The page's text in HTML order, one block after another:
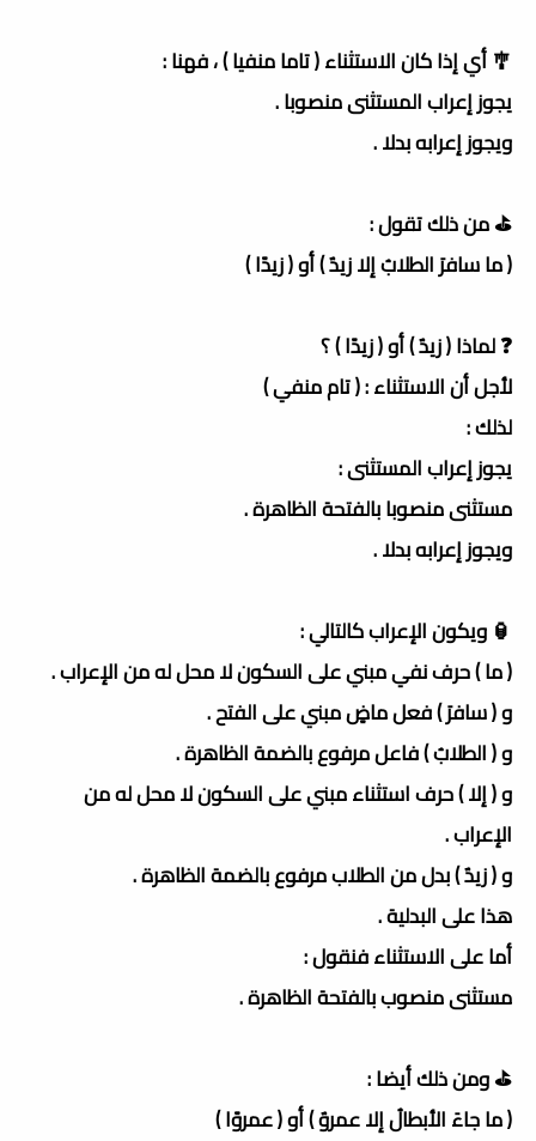
🎐 أي إذا كان الاستثناء ( تاما منفيا ) ، فهنا :
يجوز إعراب المستثنى منصوبا .
ويجوز إعرابه بدلا .
⛳️ من ذلك تقول :
( ما سافرَ الطلابُ إلا زيدٌ ) أو ( زيدًا )
❓ لماذا ( زيدٌ ) أو ( زيدًا ) ؟
لأجل أن الاستثناء : ( تام منفي )
لذلك :
يجوز إعراب المستثنى :
مستثنى منصوبا بالفتحة الظاهرة .
ويجوز إعرابه بدلا .
🏮 ويكون الإعراب كالتالي :
( ما ) حرف نفي مبني على السكون لا محل له من الإعراب .
و ( سافرَ ) فعل ماضٍ مبني على الفتح .
و ( الطلابُ ) فاعل مرفوع بالضمة الظاهرة .
و ( إلا ) حرف استثناء مبني على السكون لا محل له من
الإعراب .
و ( زيدٌ ) بدل من الطلاب مرفوع بالضمة الظاهرة .
هذا على البدلية .
أما على الاستثناء فنقول :
مستثنى منصوب بالفتحة الظاهرة .
⛳️ ومن ذلك أيضا :
( ما جاءَ الأبطالُ إلا عمروٌ ) أو ( عمروًا )